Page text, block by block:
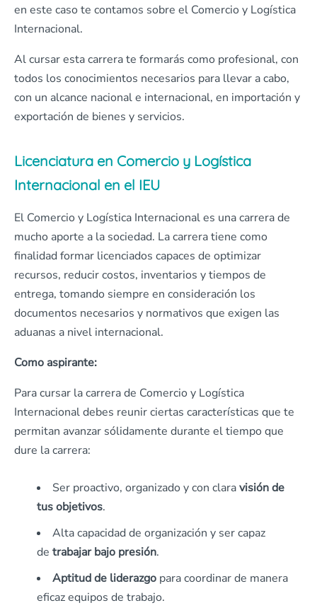
en este caso te contamos sobre el Comercio y Logística
Internacional.
Al cursar esta carrera te formarás como profesional, con
todos los conocimientos necesarios para llevar a cabo,
con un alcance nacional e internacional, en importación y
exportación de bienes y servicios.
Licenciatura en Comercio y Logística
Internacional en el IEU
El Comercio y Logística Internacional es una carrera de
mucho aporte a la sociedad. La carrera tiene como
finalidad formar licenciados capaces de optimizar
recursos, reducir costos, inventarios y tiempos de
entrega, tomando siempre en consideración los
documentos necesarios y normativos que exigen las
aduanas a nivel internacional.
Como aspirante:
Para cursar la carrera de Comercio y Logística
Internacional debes reunir ciertas características que te
permitan avanzar sólidamente durante el tiempo que
dure la carrera:
Ser proactivo, organizado y con claravisión de
tus objetivos.
Alta capacidad de organización y ser capaz
de trabajar bajo presión.
Aptitud de liderazgo para coordinar de manera
eficaz equipos de trabajo.